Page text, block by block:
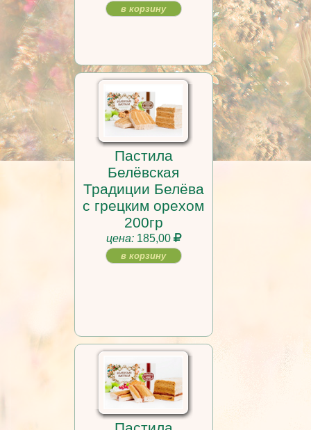
в корзину
Пастила
Белёвская
Традиции Белёва
с грецким орехом
200гр
цена:185,00
в корзину